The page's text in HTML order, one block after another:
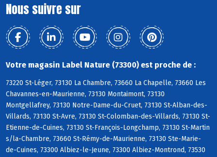
Nous suivre sur
Votre magasin Label Nature (73300) est proche de :
73220 St-Léger, 73130 La Chambre, 73660 La Chapelle, 73660 Les
Chavannes-en-Maurienne, 73130 Montaimont, 73130
Montgellafrey, 73130 Notre-Dame-du-Cruet, 73130 St-Alban-des-
Villards, 73130 St-Avre, 73130 St-Colomban-des-Villards, 73130 St-
Etienne-de-Cuines, 73130 St-François-Longchamp, 73130 St-Martin
s/la-Chambre, 73660 St-Rémy-de-Maurienne, 73130 Ste-Marie-
de-Cuines, 73300 Albiez-le-Jeune, 73300 Albiez-Montrond, 73530